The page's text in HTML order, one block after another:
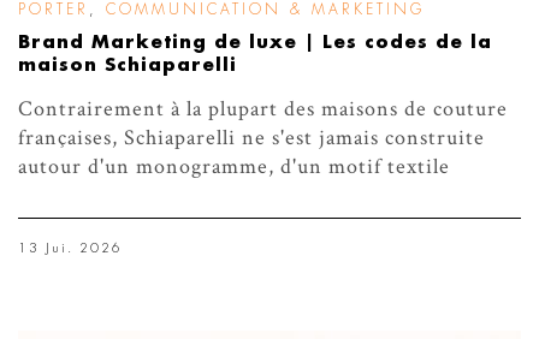
PORTER COMMUNICATION & MARKETING
Brand Marketing de luxe | Les codes de la
maison Schiaparelli
Contrairement à la plupart des maisons de couture
françaises, Schiaparelli ne s'est jamais construite
autour d'un monogramme, d'un motif textile
13 Jui. 2026